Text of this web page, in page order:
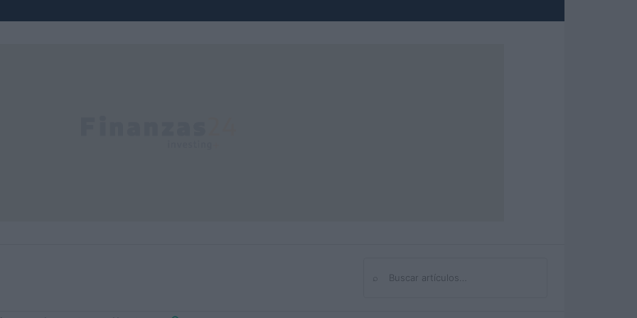
Buscar